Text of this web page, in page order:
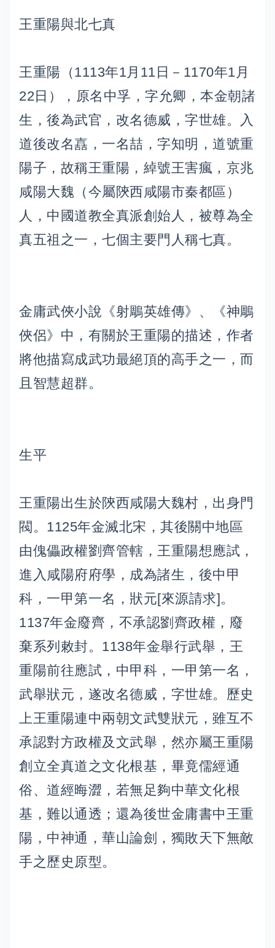
王重陽與北七真
王重陽（1113年1月11日－1170年1月
22日），原名中孚，字允卿，本金朝諸
生，後為武官，改名德威，字世雄。入
道後改名嚞，一名喆，字知明，道號重
陽子，故稱王重陽，綽號王害瘋，京兆
咸陽大魏（今屬陝西咸陽市秦都區）
人，中國道教全真派創始人，被尊為全
真五祖之一，七個主要門人稱七真。
金庸武俠小說《射鵰英雄傳》、《神鵰
俠侶》中，有關於王重陽的描述，作者
將他描寫成武功最絕頂的高手之一，而
且智慧超群。
生平
王重陽出生於陝西咸陽大魏村，出身門
閥。1125年金滅北宋，其後關中地區
由傀儡政權劉齊管轄，王重陽想應試，
進入咸陽府府學，成為諸生，後中甲
科，一甲第一名，狀元[來源請求]。
1137年金廢齊，不承認劉齊政權，廢
棄系列敕封。1138年金舉行武舉，王
重陽前往應試，中甲科，一甲第一名，
武舉狀元，遂改名德威，字世雄。歷史
上王重陽連中兩朝文武雙狀元，雖互不
承認對方政權及文武舉，然亦屬王重陽
創立全真道之文化根基，畢竟儒經通
俗、道經晦澀，若無足夠中華文化根
基，難以通透；還為後世金庸書中王重
陽，中神通，華山論劍，獨敗天下無敵
手之歷史原型。